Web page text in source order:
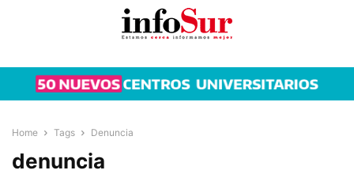
Home Tags Denuncia
denuncia